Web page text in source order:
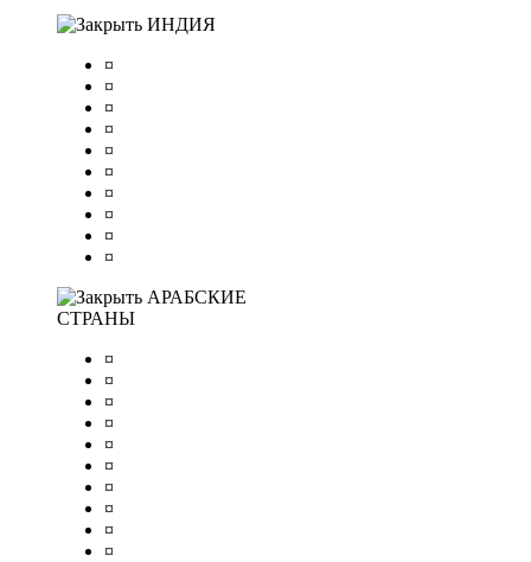
ИНДИЯ
¤
¤
¤
¤
¤
¤
¤
¤
¤
¤
АРАБСКИЕ
СТРАНЫ
¤
¤
¤
¤
¤
¤
¤
¤
¤
¤